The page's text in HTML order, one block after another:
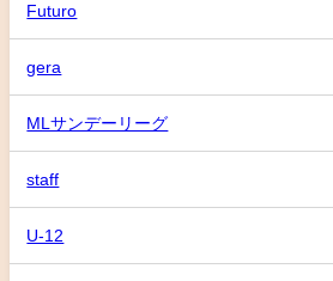
Futuro
gera
MLサンデーリーグ
staff
U-12